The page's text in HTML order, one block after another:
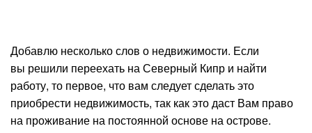
Добавлю несколько слов о недвижимости. Если
вы решили переехать на Северный Кипр и найти
работу, то первое, что вам следует сделать это
приобрести недвижимость, так как это даст Вам право
на проживание на постоянной основе на острове.